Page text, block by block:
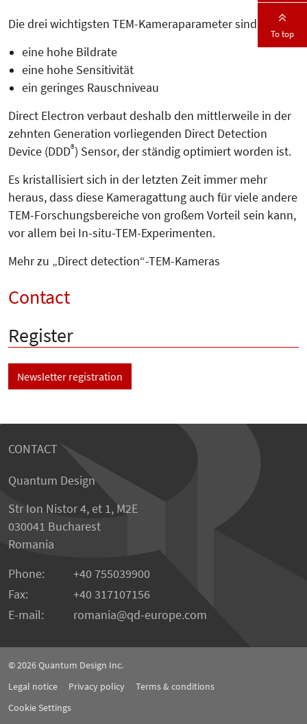
Die drei wichtigsten TEM-Kamera­parameter sind:
eine hohe Bildrate
eine hohe Sensitivität
ein geringes Rauschniveau
Direct Electron verbaut deshalb den mitt­lerweile in der
zehnten Generation vorliegenden Direct Detection
Device (DDD®) Sensor, der ständig optimiert worden ist.
Es kristallisiert sich in der letzten Zeit immer mehr
heraus, dass diese Kameragattung auch für viele andere
TEM-Forschungsbereiche von großem Vorteil sein kann,
vor allem bei In-situ-TEM-Experimenten.
Mehr zu „Direct detection“-TEM-Kameras
Contact
Register
Newsletter registration
CONTACT
Quantum Design
Str Ion Nistor 4, et 1, M2E
030041 Bucharest
Romania
Phone:
+40 755039900
Fax:
+40 317107156
E-mail:
romania qd-europe.com
© 2026Quantum Design Inc.
Legal notice
Privacy policy
Terms & conditions
Cookie Settings
To top